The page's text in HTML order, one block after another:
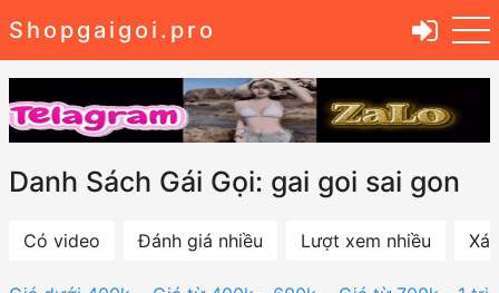
Shopgaigoi.pro
Danh Sách Gái Gọi: gai goi sai gon
Có video Đánh giá nhiều Lượt xem nhiều